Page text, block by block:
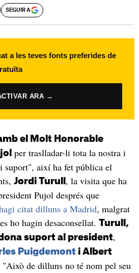
SEGUIR A
a les teves fonts preferides de
ARA →
el Molt Honorable
per traslladar-li tota la nostra i
suport", així ha fet pública el
Jordi Turull , la visita que ha
Pujol després que
citat dilluns a Madrid, malgrat
ho hagin desaconsellat. Turull,
suport al president,
Puigdemonti Albert
de dilluns no té nom pel seu